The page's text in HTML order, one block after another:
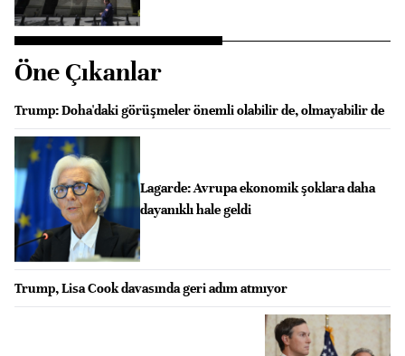
Öne Çıkanlar
Trump: Doha'daki görüşmeler önemli olabilir de, olmayabilir de
Lagarde: Avrupa ekonomik şoklara daha
dayanıklı hale geldi
Trump, Lisa Cook davasında geri adım atmıyor